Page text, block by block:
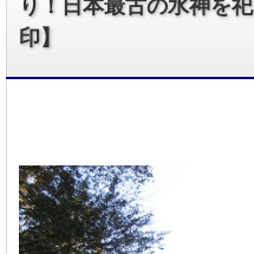
り！日本最古の水神を
印】